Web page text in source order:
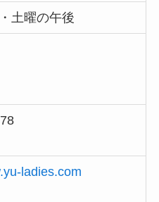
土曜の午後
ladies.com